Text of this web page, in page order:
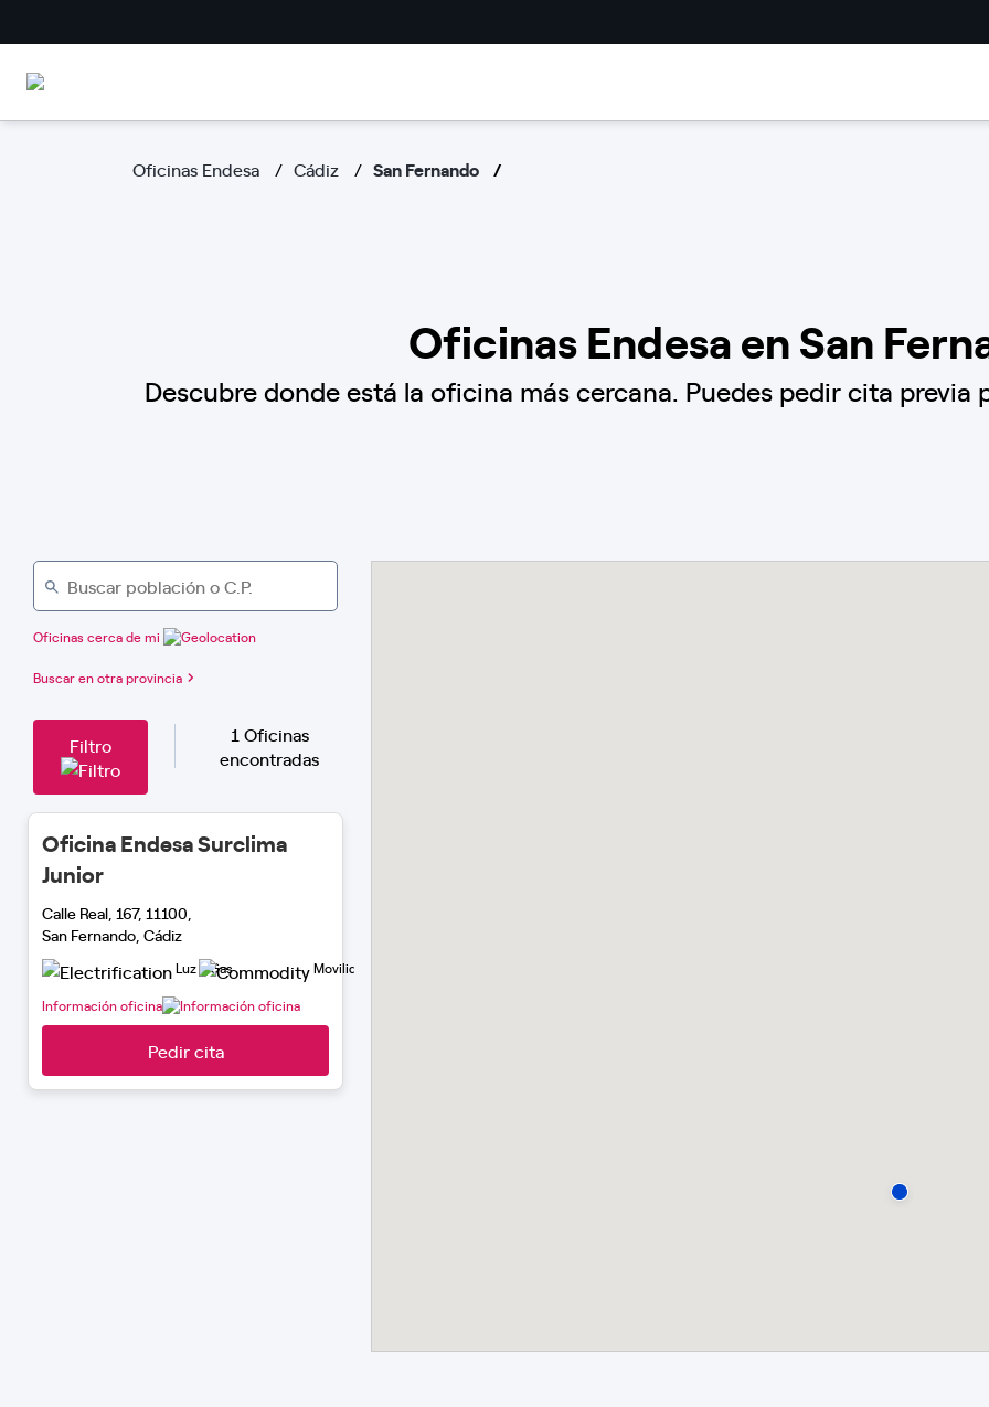
Oficinas Endesa Cádiz San Fernando
Oficinas Endesa en San
Descubre donde está la oficina más cercana. Puedes pedir cita previa
Oficinas cerca de mi
Buscar en otra provincia
Filtro
1 Oficinas
encontradas
Oficina Endesa Surclima
Junior
Calle Real, 167, 11100,
San Fernando, Cádiz
Luz y Gas Movilidad Eléctrica
Información oficina
Pedir cita